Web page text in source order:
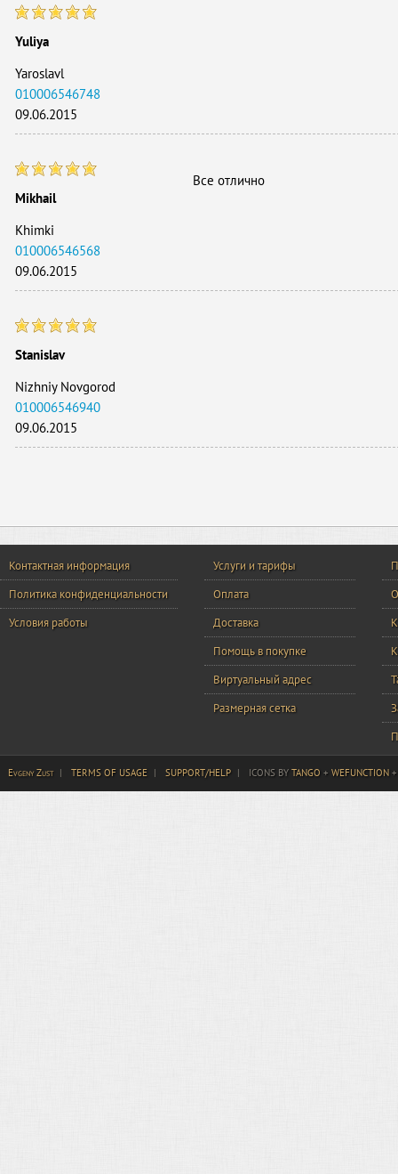
Yuliya
Yaroslavl
010006546748
09.06.2015
Mikhail
Khimki
010006546568
09.06.2015
Все отлично
Stanislav
Nizhniy Novgorod
010006546940
09.06.2015
Контактная информация
Политика конфиденциальности
Условия работы
Услуги и тарифы
Оплата
Доставка
Помощь в покупке
Виртуальный адрес
Размерная сетка
Evgeny Zust | TERMS OF USAGE | SUPPORT/HELP | ICONS BY TANGO + WEFUNCTION